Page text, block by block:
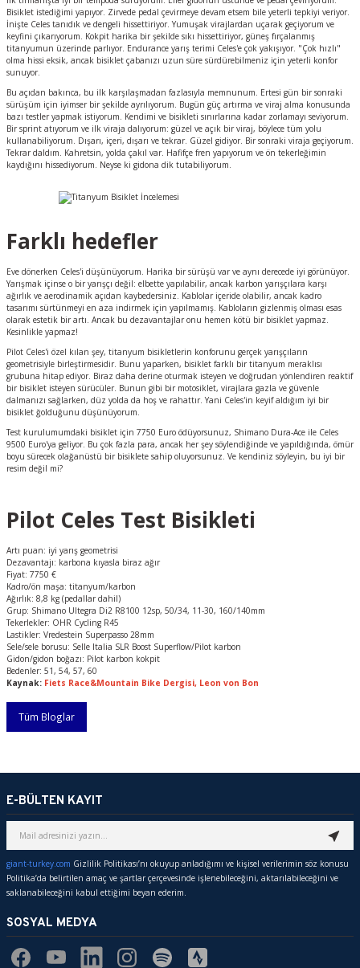
Bisiklet istediğimi yapıyor. Zirvede pedal çevirmeye devam etsem bile yeterli tepkiyi veriyor.
İnişte Celes tanıdık ve dengeli hissettiriyor. Yumuşak virajlardan uçarak geçiyorum ve
keyfini çıkarıyorum. Kokpit harika bir şekilde sıkı hissettiriyor, güneş fırçalanmış
titanyumun üzerinde parlıyor. Endurance yarış terimi Celes'e çok yakışıyor. "Çok hızlı"
olma hissi eksik, ancak bisiklet çabanızı uzun süre sürdürebilmeniz için yeterli konfor
sunuyor.
Bu açıdan bakınca, bu ilk karşılaşmadan fazlasıyla memnunum. Ertesi gün bir sonraki
sürüşüm için iyimser bir şekilde ayrılıyorum. Bugün güç artırma ve viraj alma konusunda
bazı testler yapmak istiyorum. Kendimi ve bisikleti sınırlarına kadar zorlamayı seviyorum.
Bir sprint atıyorum ve ilk viraja dalıyorum: güzel ve açık bir viraj, böylece tüm yolu
kullanabiliyorum. Dışarı, içeri, dışarı ve tekrar. Güzel gidiyor. Bir sonraki viraja geçiyorum.
Tekrar daldım. Kahretsin, yolda çakıl var. Hafifçe fren yapıyorum ve ön tekerleğimin
kaydığını hissediyorum. Neyse ki gidona dik tutabiliyorum.
Farklı hedefler
Eve dönerken Celes'i düşünüyorum. Harika bir sürüşü var ve aynı derecede iyi görünüyor.
Yarışmak içinse o bir yarışçı değil: elbette yapılabilir, ancak karbon yarışçılara karşı
ağırlık ve aerodinamik açıdan kaybedersiniz. Kablolar içeride olabilir, ancak kadro
tasarımı sürtünmeyi en aza indirmek için yapılmamış. Kabloların gizlenmiş olması esas
olarak estetik bir artı. Ancak bu dezavantajlar onu hemen kötü bir bisiklet yapmaz.
Kesinlikle yapmaz!
Pilot Celes'i özel kılan şey, titanyum bisikletlerin konforunu gerçek yarışçıların
geometrisiyle birleştirmesidir. Bunu yaparken, bisiklet farklı bir titanyum meraklısı
grubuna hitap ediyor. Biraz daha derine oturmak isteyen ve doğrudan yönlendiren reaktif
bir bisiklet isteyen sürücüler. Bunun gibi bir motosiklet, virajlara gazla ve güvenle
dalmanızı sağlarken, düz yolda da hoş ve rahattır. Yani Celes'in keyif aldığım iyi bir
bisiklet ğolduğunu düşünüyorum.
Test kurulumumdaki bisiklet için 7750 Euro ödüyorsunuz, Shimano Dura-Ace ile Celes
9500 Euro'ya geliyor. Bu çok fazla para, ancak her şey söylendiğinde ve yapıldığında, ömür
boyu sürecek olağanüstü bir bisiklete sahip oluyorsunuz. Ve kendiniz söyleyin, bu iyi bir
resim değil mi?
Pilot Celes Test Bisikleti
Artı puan: iyi yarış geometrisi
Dezavantajı: karbona kıyasla biraz ağır
Fiyat: 7750 €
Kadro/ön maşa: titanyum/karbon
Ağırlık: 8,8 kg (pedallar dahil)
Grup: Shimano Ultegra Di2 R8100 12sp, 50/34, 11-30, 160/140mm
Tekerlekler: OHR Cycling R45
Lastikler: Vredestein Superpasso 28mm
Sele/sele borusu: Selle Italia SLR Boost Superflow/Pilot karbon
Gidon/gidon boğazı: Pilot karbon kokpit
Bedenler: 51, 54, 57, 60
Kaynak: Fiets Race&Mountain Bike Dergisi, Leon von Bon
Tüm Bloglar
E-BÜLTEN KAYIT
giant-turkey.com Gizlilik Politikası’nı okuyup anladığımı ve kişisel verilerimin söz konusu
Politika’da belirtilen amaç ve şartlar çerçevesinde işlenebileceğini, aktarılabileceğini ve
saklanabileceğini kabul ettiğimi beyan ederim.
SOSYAL MEDYA